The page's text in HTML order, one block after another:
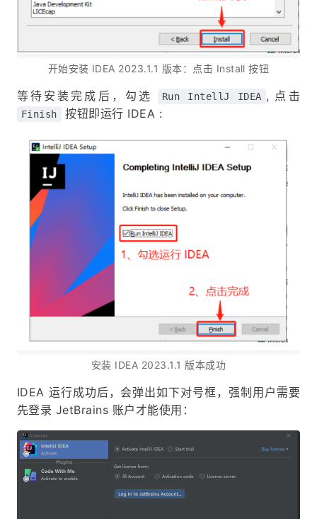
开始安装 IDEA 2023.1.1 版本：点击 Install 按钮
等待安装完成后，勾选 Run IntellJ IDEA , 点击
Finish 按钮即运行 IDEA :
安装 IDEA 2023.1.1 版本成功
IDEA 运行成功后，会弹出如下对号框，强制用户需要
先登录 JetBrains 账户才能使用：